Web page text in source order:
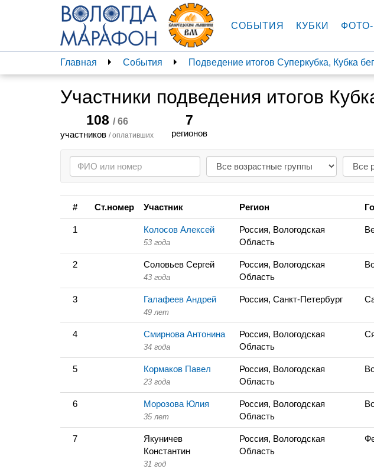
СОБЫТИЯ КУБКИ
Главная События Подведение итогов Суперкубка, Кубка
Участники подведения итогов
108 / 66
участников / оплативших
7
регионов
# Ст.номер Участник Регион
1 Колосов Алексей
53 года
Россия, Вологодская
Область
2 Соловьев Сергей
43 года
Россия, Вологодская
Область
3 Галафеев Андрей
49 лет
Россия, Санкт-Петербург
4 Смирнова Антонина
34 года
Россия, Вологодская
Область
5 Кормаков Павел
23 года
Россия, Вологодская
Область
6 Морозова Юлия
35 лет
Россия, Вологодская
Область
7
Якуничев
Константин
31 год
Россия, Вологодская
Область